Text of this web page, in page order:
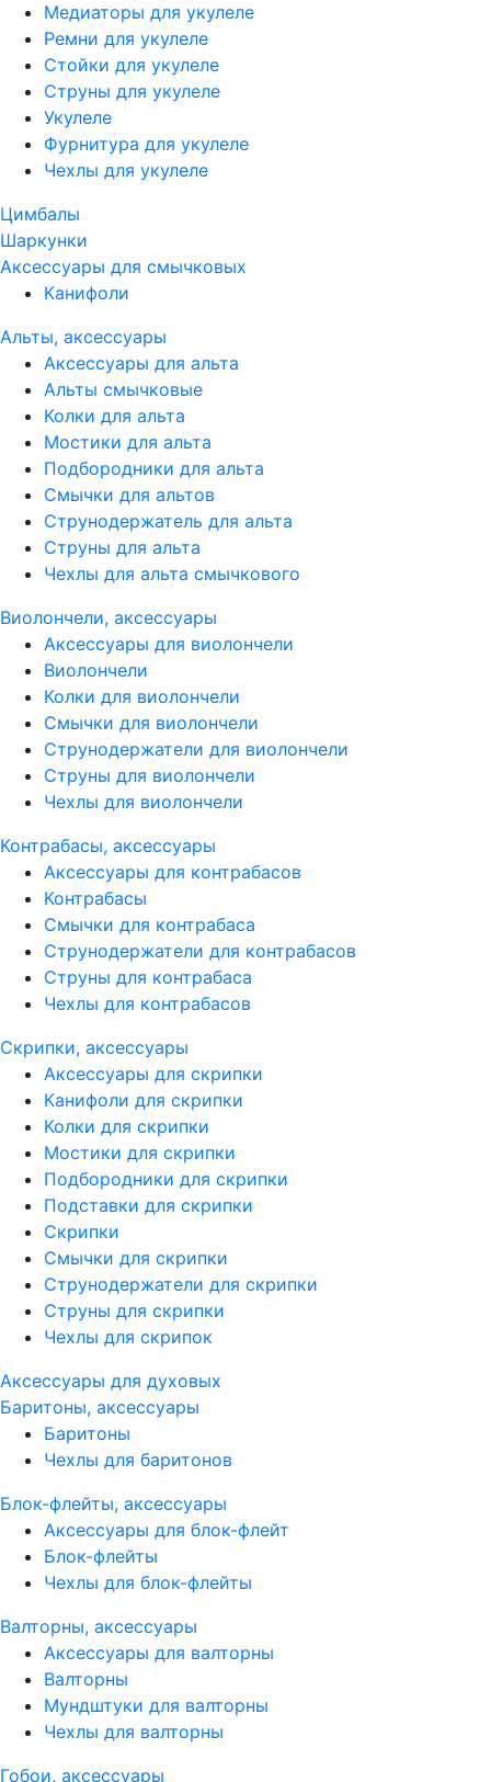
Медиаторы для укулеле
Ремни для укулеле
Стойки для укулеле
Струны для укулеле
Укулеле
Фурнитура для укулеле
Чехлы для укулеле
Цимбалы
Шаркунки
Аксессуары для смычковых
Канифоли
Альты, аксессуары
Аксессуары для альта
Альты смычковые
Колки для альта
Мостики для альта
Подбородники для альта
Смычки для альтов
Струнодержатель для альта
Струны для альта
Чехлы для альта смычкового
Виолончели, аксессуары
Аксессуары для виолончели
Виолончели
Колки для виолончели
Смычки для виолончели
Струнодержатели для виолончели
Струны для виолончели
Чехлы для виолончели
Контрабасы, аксессуары
Аксессуары для контрабасов
Контрабасы
Смычки для контрабаса
Струнодержатели для контрабасов
Струны для контрабаса
Чехлы для контрабасов
Скрипки, аксессуары
Аксессуары для скрипки
Канифоли для скрипки
Колки для скрипки
Мостики для скрипки
Подбородники для скрипки
Подставки для скрипки
Скрипки
Смычки для скрипки
Струнодержатели для скрипки
Струны для скрипки
Чехлы для скрипок
Аксессуары для духовых
Баритоны, аксессуары
Баритоны
Чехлы для баритонов
Блок-флейты, аксессуары
Аксессуары для блок-флейт
Блок-флейты
Чехлы для блок-флейты
Валторны, аксессуары
Аксессуары для валторны
Валторны
Мундштуки для валторны
Чехлы для валторны
Гобои, аксессуары